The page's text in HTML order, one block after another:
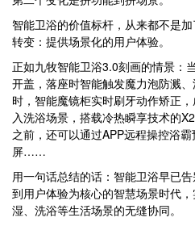
智能卫浴的价值标杆，从来都不是
转变：提供场景化的用户体验。
正如九牧智能卫浴3.0刻画的情景：
开盖，落座时智能触发魔力泡防溅
时，智能魔镜柜实时刷牙动作矫正
入洗浴场景，搭载冷热瞬享技术的
之前，还可以通过APP远程操控浴
屏……
用一句话总结的话：智能卫浴早已
到用户体验为核心的智慧场景时代
湿、洗浴等生活场景的无缝协同。